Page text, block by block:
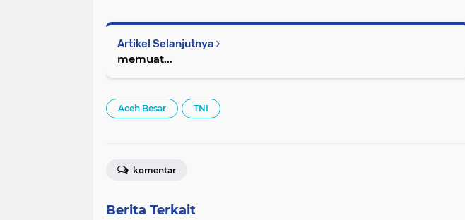
Artikel Selanjutnya
memuat...
Aceh Besar TNI
komentar
Berita Terkait